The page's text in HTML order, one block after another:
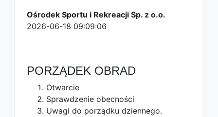
Ośrodek Sportu i Rekreacji Sp. z o.o.
2026-06-18 09:09:06
PORZĄDEK OBRAD
Otwarcie
Sprawdzenie obecności
Uwagi do porządku dziennego.